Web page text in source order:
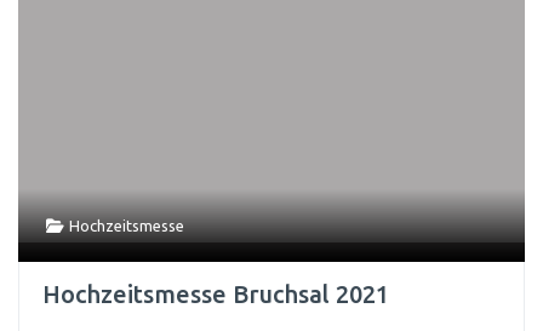
Hochzeitsmesse
Hochzeitsmesse Bruchsal 2021